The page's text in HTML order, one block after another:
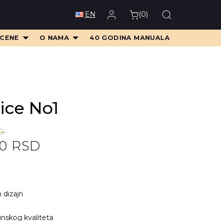
EN (0)
O NAMA 40 GODINA MANUALA
No1
RSD
dizajn
kvaliteta